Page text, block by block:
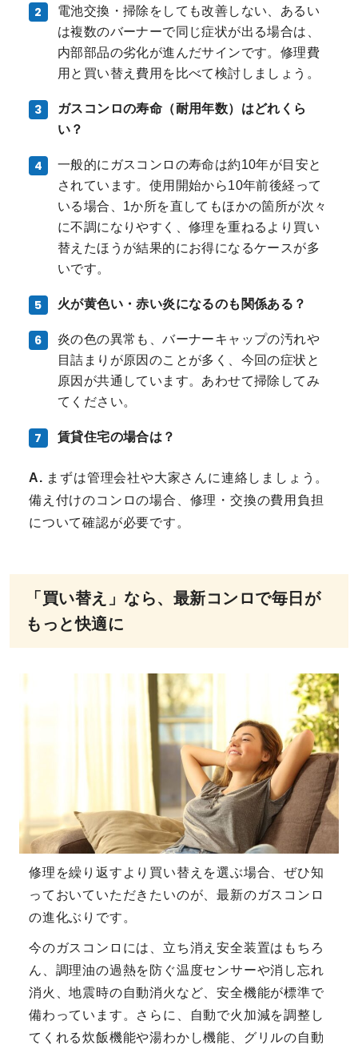
電池交換・掃除をしても改善しない、あるい
は複数のバーナーで同じ症状が出る場合は、
内部部品の劣化が進んだサインです。修理費
用と買い替え費用を比べて検討しましょう。
ガスコンロの寿命（耐用年数）はどれくら
い？
一般的にガスコンロの寿命は約10年が目安と
されています。使用開始から10年前後経って
いる場合、1か所を直してもほかの箇所が次々
に不調になりやすく、修理を重ねるより買い
替えたほうが結果的にお得になるケースが多
いです。
火が黄色い・赤い炎になるのも関係ある？
炎の色の異常も、バーナーキャップの汚れや
目詰まりが原因のことが多く、今回の症状と
原因が共通しています。あわせて掃除してみ
てください。
賃貸住宅の場合は？
A. まずは管理会社や大家さんに連絡しましょう。
備え付けのコンロの場合、修理・交換の費用負担
について確認が必要です。
「買い替え」なら、最新コンロで毎日が
もっと快適に
修理を繰り返すより買い替えを選ぶ場合、ぜひ知
っておいていただきたいのが、最新のガスコンロ
の進化ぶりです。
今のガスコンロには、立ち消え安全装置はもちろ
ん、調理油の過熱を防ぐ温度センサーや消し忘れ
消火、地震時の自動消火など、安全機能が標準で
備わっています。さらに、自動で火加減を調整し
てくれる炊飯機能や湯わかし機能、グリルの自動